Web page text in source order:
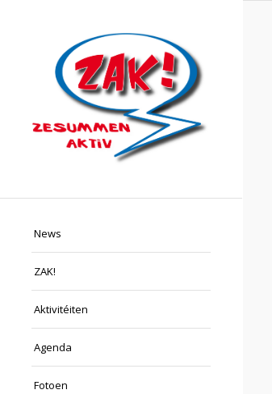
News
ZAK!
Aktivitéiten
Agenda
Fotoen